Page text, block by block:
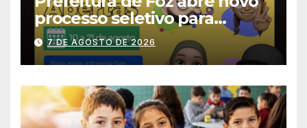
processo seletivo para
estagiários
7 DE AGOSTO DE 2026